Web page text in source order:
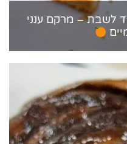
לשבת – מרקם ענני